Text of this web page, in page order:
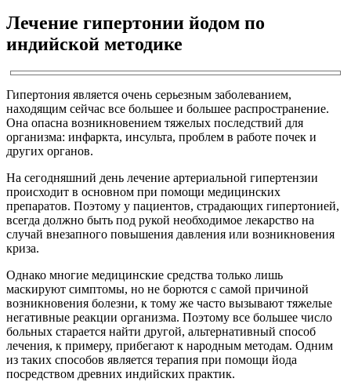
Лечение гипертонии йодом по
индийской методике
Гипертония является очень серьезным заболеванием,
находящим сейчас все большее и большее распространение.
Она опасна возникновением тяжелых последствий для
организма: инфаркта, инсульта, проблем в работе почек и
других органов.
На сегодняшний день лечение артериальной гипертензии
происходит в основном при помощи медицинских
препаратов. Поэтому у пациентов, страдающих гипертонией,
всегда должно быть под рукой необходимое лекарство на
случай внезапного повышения давления или возникновения
криза.
Однако многие медицинские средства только лишь
маскируют симптомы, но не борются с самой причиной
возникновения болезни, к тому же часто вызывают тяжелые
негативные реакции организма. Поэтому все большее число
больных старается найти другой, альтернативный способ
лечения, к примеру, прибегают к народным методам. Одним
из таких способов является терапия при помощи йода
посредством древних индийских практик.